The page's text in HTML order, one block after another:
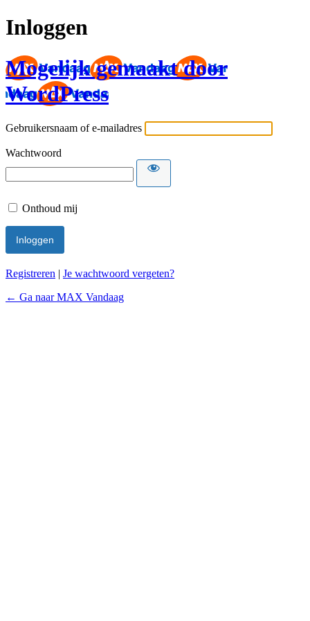
Inloggen
Mogelijk gemaakt door
WordPress
Gebruikersnaam of e-mailadres
Wachtwoord
Onthoud mij
Registreren | Je wachtwoord vergeten?
← Ga naar MAX Vandaag